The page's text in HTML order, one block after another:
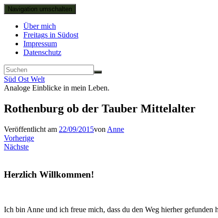
Navigation umschalten
Über mich
Freitags in Südost
Impressum
Datenschutz
Süd Ost Welt
Analoge Einblicke in mein Leben.
Rothenburg ob der Tauber Mittelalter
Veröffentlicht am 22/09/2015von Anne
Vorherige
Nächste
Herzlich Willkommen!
Ich bin Anne und ich freue mich, dass du den Weg hierher gefunden